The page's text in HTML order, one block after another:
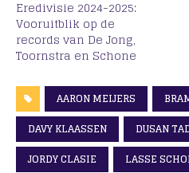
Eredivisie 2024-2025:
Vooruitblik op de
records van De Jong,
Toornstra en Schone
AARON MEIJERS
DAVY KLAASSEN
DUSAN
JORDY CLASIE
LASSE